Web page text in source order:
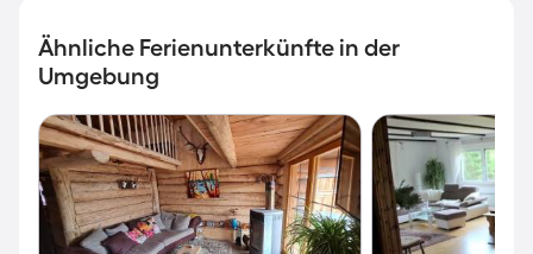
Ähnliche Ferienunterkünfte in der
Umgebung